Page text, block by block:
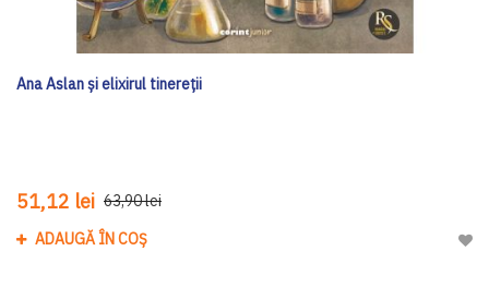
Ana Aslan și elixirul tinereții
51,12 lei 63,90 lei
ADAUGĂ ÎN COȘ